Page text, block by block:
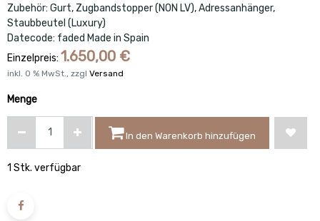
Zubehör: Gurt, Zugbandstopper (NON LV), Adressanhänger,
Staubbeutel (Luxury)
Datecode: faded Made in Spain
Einzelpreis: 1.650,00 €
inkl. 0 % MwSt., zzgl Versand
Menge
In den Warenkorb hinzufügen
1 Stk. verfügbar